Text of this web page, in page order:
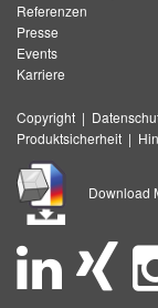
Referenzen
Presse
Events
Karriere
Copyright |
Produktsicherheit |
Download